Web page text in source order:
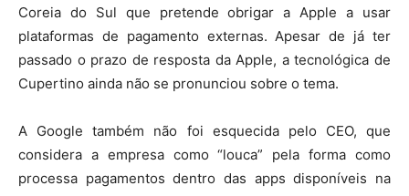
Coreia do Sul que pretende obrigar a Apple a usar
plataformas de pagamento externas. Apesar de já ter
passado o prazo de resposta da Apple, a tecnológica de
Cupertino ainda não se pronunciou sobre o tema.
A Google também não foi esquecida pelo CEO, que
considera a empresa como “louca” pela forma como
processa pagamentos dentro das apps disponíveis na